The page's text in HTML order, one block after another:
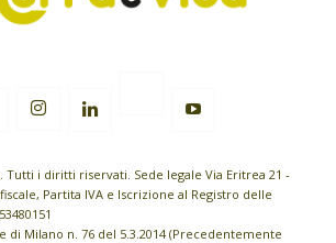
Tutti i diritti riservati. Sede legale Via Eritrea 21 -
Partita IVA e Iscrizione al Registro delle
di Milano n. 76 del 5.3.2014 (Precedentemente